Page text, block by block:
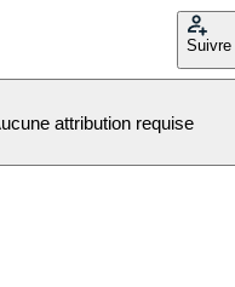
Suivre
attribution requise